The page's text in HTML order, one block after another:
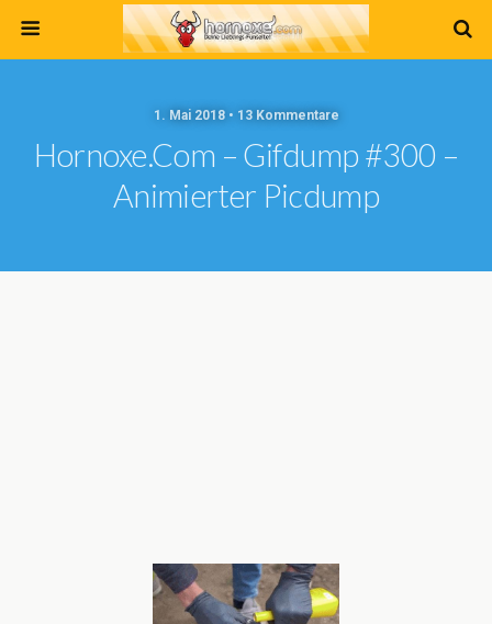
1. Mai 2018 • 13 Kommentare
Hornoxe.com – Gifdump #300 –
Animierter Picdump